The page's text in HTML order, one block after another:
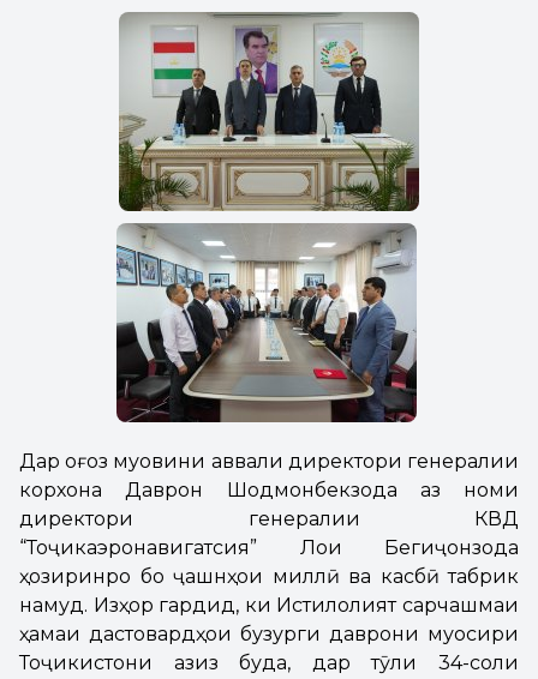
Дар оғоз муовини аввали директори генералии
корхона Даврон Шодмонбекзода аз номи
директори генералии КВД
“Тоҷикаэронавигатсия” Лоиқ Бегиҷонзода
ҳозиринро бо ҷашнҳои миллӣ ва касбӣ табрик
намуд. Изҳор гардид, ки Истиқлолият сарчашмаи
ҳамаи дастовардҳои бузурги даврони муосири
Тоҷикистони азиз буда, дар тӯли 34-соли